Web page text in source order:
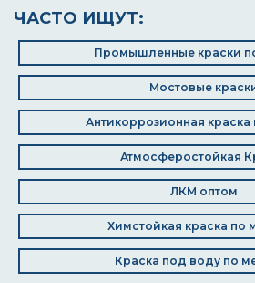
ЧАСТО ИЩУТ:
Промышленные краски
Мостовые
Антикоррозионная краска
Атмосферостойкая
ЛКМ оптом
Химстойкая краска по
Краска под воду по